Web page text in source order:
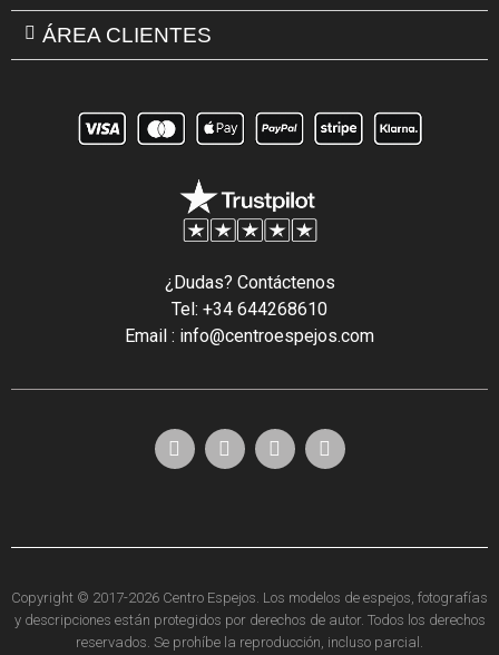
ÁREA CLIENTES
¿Dudas? Contáctenos
Tel: +34 644268610
Email : info@centroespejos.com
Copyright © 2017-2026 Centro Espejos. Los modelos de espejos, fotografías
y descripciones están protegidos por derechos de autor. Todos los derechos
reservados. Se prohíbe la reproducción, incluso parcial.